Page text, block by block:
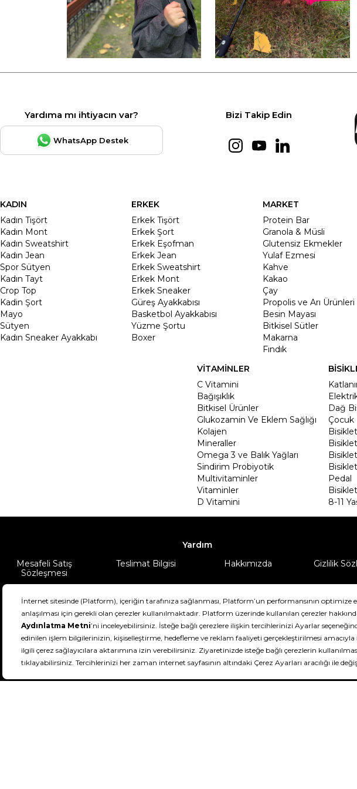
Yardıma mı ihtiyacın var?
WhatsApp Destek
Bizi Takip Edin
KADIN
Kadın Tişört
Kadın Mont
Kadın Sweatshirt
Kadın Jean
Spor Sütyen
Kadın Tayt
Crop Top
Kadin Şort
Mayo
Sütyen
Kadın Sneaker Ayakkabı
ERKEK
Erkek Tişört
Erkek Şort
Erkek Eşofman
Erkek Jean
Erkek Sweatshirt
Erkek Mont
Erkek Sneaker
Güreş Ayakkabısı
Basketbol Ayakkabısı
Yüzme Şortu
Boxer
MARKET
Protein Bar
Granola & Müsli
Glutensiz Ekmekler
Yulaf Ezmesi
Kahve
Kakao
Çay
Propolis ve Arı Ürünleri
Besin Mayası
Bitkisel Sütler
Makarna
Fındık
VİTAMİNLER
C Vitamini
Bağışıklık
Bitkisel Ürünler
Glukozamin Ve Eklem Sağlığı
Kolajen
Mineraller
Omega 3 ve Balık Yağları
Sindirim Probiyotik
Multivitaminler
Vitaminler
D Vitamini
Dağ
Çocuk
Pedal
8-11
Yardım
Mesafeli Satış
Sözleşmesi
Teslimat Bilgisi Hakkımızda Gizlilik
DeFactoFIT ©️ 2022-2026. Tüm hakları saklıdır.